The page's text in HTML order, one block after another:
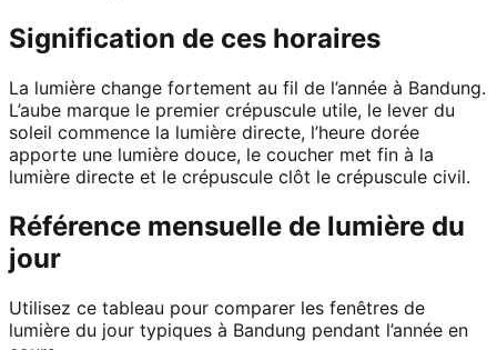
Signification de ces horaires
La lumière change fortement au fil de l’année à Bandung.
L’aube marque le premier crépuscule utile, le lever du
soleil commence la lumière directe, l’heure dorée
apporte une lumière douce, le coucher met fin à la
lumière directe et le crépuscule clôt le crépuscule civil.
Référence mensuelle de lumière du
jour
Utilisez ce tableau pour comparer les fenêtres de
lumière du jour typiques à Bandung pendant l’année en